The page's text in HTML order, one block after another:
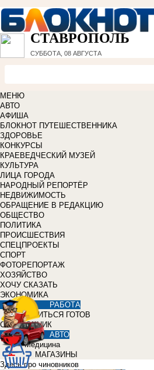
СТАВРОПОЛЬ
СУББОТА, 08 АВГУСТА
МЕНЮ
АВТО
АФИША
БЛОКНОТ ПУТЕШЕСТВЕННИКА
ЗДОРОВЬЕ
КОНКУРСЫ
КРАЕВЕДЧЕСКИЙ МУЗЕЙ
КУЛЬТУРА
ЛИЦА ГОРОДА
НАРОДНЫЙ РЕПОРТЁР
НЕДВИЖИМОСТЬ
ОБРАЩЕНИЕ В РЕДАКЦИЮ
ОБЩЕСТВО
ПОЛИТИКА
ПРОИСШЕСТВИЯ
СПЕЦПРОЕКТЫ
СПОРТ
ФОТОРЕПОРТАЖ
ХОЗЯЙСТВО
ХОЧУ СКАЗАТЬ
ЭКОНОМИКА
РАБОТА
УЧИТЬСЯ ГОТОВ
СПРАВОЧНИК
АВТО
Медицина
МАГАЗИНЫ
Здесь про чиновников